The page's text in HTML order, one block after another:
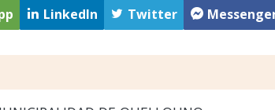
LinkedIn Twitter